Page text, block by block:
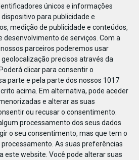
únicos e informações
para publicidade e
medição de publicidade e conteúdos,
desenvolvimento de serviços. Com a
parceiros poderemos usar
precisos através da
clicar para consentir o
parte e pela parte dos nossos 1017
acima. Em alternativa, pode aceder
e alterar as suas
ou recusar o consentimento.
processamento dos seus dados
o seu consentimento, mas que tem o
As suas preferências
este website. Você pode alterar suas